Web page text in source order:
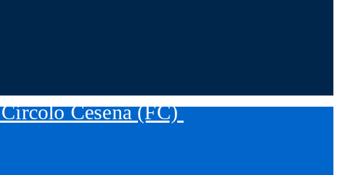
Cesena (FC)